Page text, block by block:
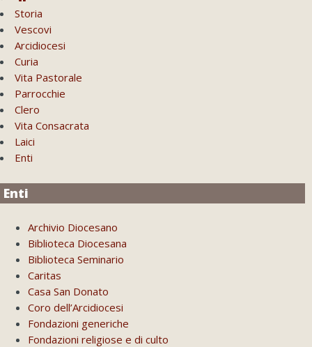
Storia
Vescovi
Arcidiocesi
Curia
Vita Pastorale
Parrocchie
Clero
Vita Consacrata
Laici
Enti
Enti
Archivio Diocesano
Biblioteca Diocesana
Biblioteca Seminario
Caritas
Casa San Donato
Coro dell’Arcidiocesi
Fondazioni generiche
Fondazioni religiose e di culto